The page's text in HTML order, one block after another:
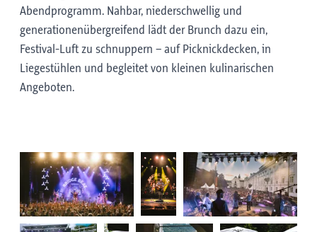
Abendprogramm. Nahbar, niederschwellig und
generationenübergreifend lädt der Brunch dazu ein,
Festival-Luft zu schnuppern – auf Picknickdecken, in
Liegestühlen und begleitet von kleinen kulinarischen
Angeboten.